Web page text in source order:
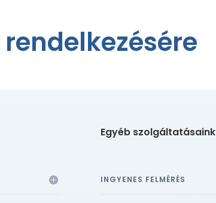
Egyéb szolgáltatásaink
INGYENES FELMÉRÉS